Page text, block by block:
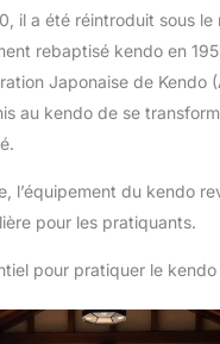
il a été réintroduit sous le
rebaptisé kendo en
Japonaise de Kendo
au kendo de se
l’équipement du kendo
pour les pratiquants.
pour pratiquer le kendo